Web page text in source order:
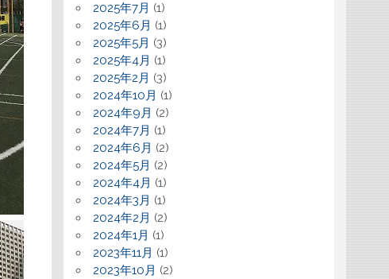
2025年7月 (1)
2025年6月 (1)
2025年5月 (3)
2025年4月 (1)
2025年2月 (3)
2024年10月 (1)
2024年9月 (2)
2024年7月 (1)
2024年6月 (2)
2024年5月 (2)
2024年4月 (1)
2024年3月 (1)
2024年2月 (2)
2024年1月 (1)
2023年11月 (1)
2023年10月 (2)